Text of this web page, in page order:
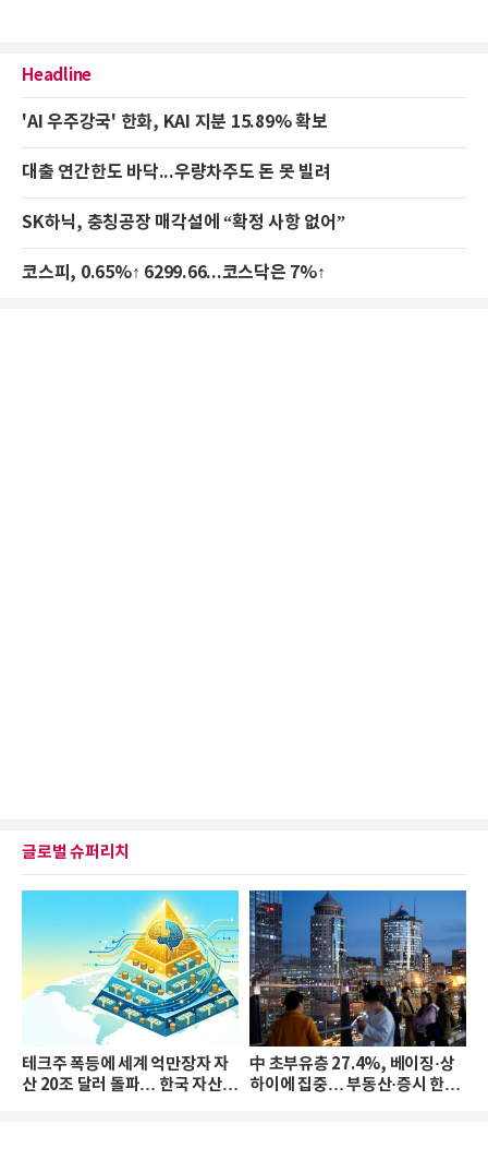
Headline
'AI 우주강국' 한화, KAI 지분 15.89% 확보
대출 연간한도 바닥...우량차주도 돈 못 빌려
SK하닉, 충칭공장 매각설에 “확정 사항 없어”
코스피, 0.65%↑ 6299.66...코스닥은 7%↑
글로벌 슈퍼리치
테크주 폭등에 세계 억만장자 자
산 20조 달러 돌파… 한국 자산
中 초부유층 27.4%, 베이징·상
하이에 집중… 부동산·증시 한파